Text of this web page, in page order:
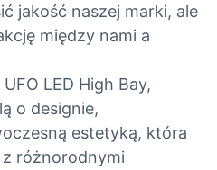
jakość naszej marki, ale
między nami a
LED High Bay,
o designie,
estetyką, która
z różnorodnymi